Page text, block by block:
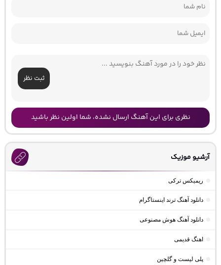
ثبت نظر
نظری برای این آهنگ ارسال نشده، شما اولین نظر باشید
آرشیو موزیک
ریمیکس ترکی
دانلود آهنگ ترند اینستاگرام
دانلود آهنگ هوش مصنوعی
اهنگ قدیمی
پلی لیست و گلچین